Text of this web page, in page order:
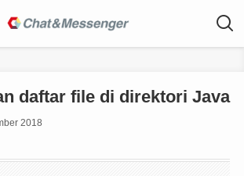
daftar file di direktori Java
2018